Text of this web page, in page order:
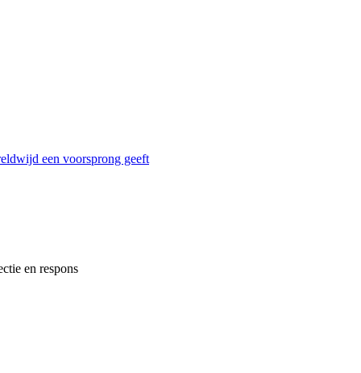
een voorsprong geeft
en respons